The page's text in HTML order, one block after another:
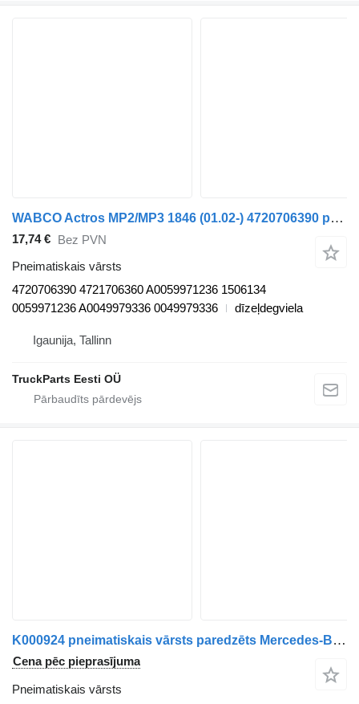
WABCO Actros MP2/MP3 1846 (01.02-) 4720706390 pneimatiskais vārsts paredzēts Mercedes-Benz Actros, Axor MP1, MP2, MP3 (1996-2014) kravas automašīnas
17,74 € Bez PVN
Pneimatiskais vārsts
4720706390 4721706360 A0059971236 1506134
0059971236 A0049979336 0049979336
dīzeļdegviela
Igaunija, Tallinn
TruckParts Eesti OÜ
K000924 pneimatiskais vārsts paredzēts Mercedes-Benz ACTROS MP4 | 11 kravas automašīnas
Cena pēc pieprasījuma
Pneimatiskais vārsts